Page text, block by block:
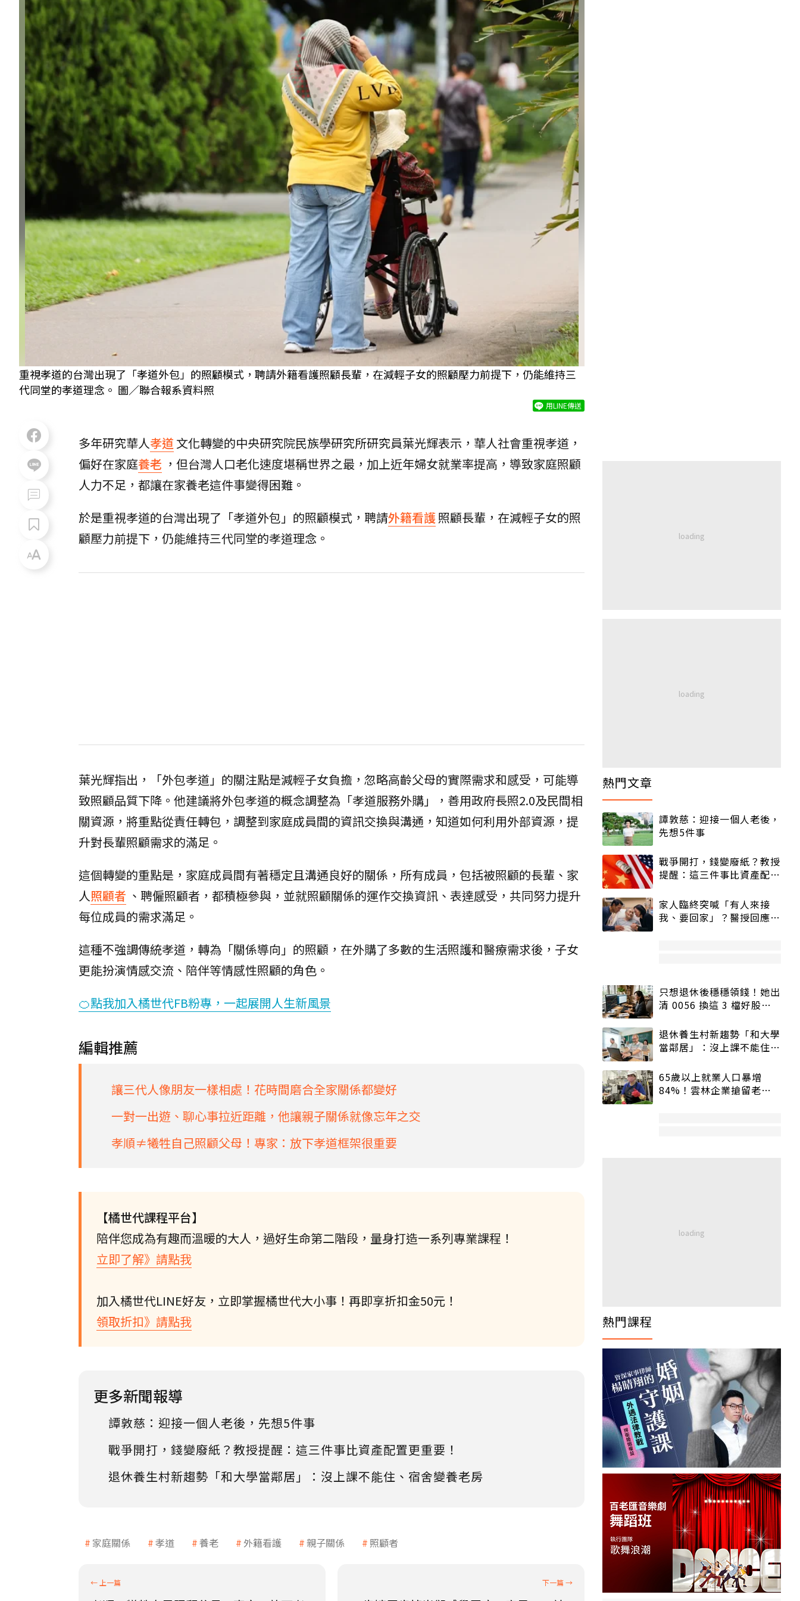
重視孝道的台灣出現了「孝道外包」的照顧模式，聘請外籍看護照顧長輩，在減輕子女的照顧壓力前提下，仍能維持三
代同堂的孝道理念。 圖／聯合報系資料照
用LINE傳送
多年研究華人孝道 文化轉變的中央研究院民族學研究所研究員葉光輝表示，華人社會重視孝道，
偏好在家庭養老 ，但台灣人口老化速度堪稱世界之最，加上近年婦女就業率提高，導致家庭照顧
人力不足，都讓在家養老這件事變得困難。
於是重視孝道的台灣出現了「孝道外包」的照顧模式，聘請外籍看護照顧長輩，在減輕子女的照
顧壓力前提下，仍能維持三代同堂的孝道理念。
葉光輝指出，「外包孝道」的關注點是減輕子女負擔，忽略高齡父母的實際需求和感受，可能導
致照顧品質下降。他建議將外包孝道的概念調整為「孝道服務外購」，善用政府長照2.0及民間相
關資源，將重點從責任轉包，調整到家庭成員間的資訊交換與溝通，知道如何利用外部資源，提
升對長輩照顧需求的滿足。
這個轉變的重點是，家庭成員間有著穩定且溝通良好的關係，所有成員，包括被照顧的長輩、家
人照顧者 、聘僱照顧者，都積極參與，並就照顧關係的運作交換資訊、表達感受，共同努力提升
每位成員的需求滿足。
這種不強調傳統孝道，轉為「關係導向」的照顧，在外購了多數的生活照護和醫療需求後，子女
更能扮演情感交流、陪伴等情感性照顧的角色。
🍊點我加入橘世代FB粉專，一起展開人生新風景
編輯推薦
讓三代人像朋友一樣相處！花時間磨合全家關係都變好
一對一出遊、聊心事拉近距離，他讓親子關係就像忘年之交
孝順≠犧牲自己照顧父母！專家：放下孝道框架很重要
【橘世代課程平台】
陪伴您成為有趣而溫暖的大人，過好生命第二階段，量身打造一系列專業課程！
立即了解》請點我
加入橘世代LINE好友，立即掌握橘世代大小事！再即享折扣金50元！
領取折扣》請點我
更多新聞報導
譚敦慈：迎接一個人老後，先想5件事
戰爭開打，錢變廢紙？教授提醒：這三件事比資產配置更重要！
退休養生村新趨勢「和大學當鄰居」：沒上課不能住、宿舍變養老房
家庭關係 孝道 養老 外籍看護 親子關係 照顧者
熱門文章
譚敦慈：迎接一個人老後，
先想5件事
戰爭開打，錢變廢紙？教授
提醒：這三件事比資產配置
家人臨終突喊「有人來接
我、要回家」？醫授回應方
只想退休後穩穩領錢！她出
清 0056 換這 3 檔好股：
退休養生村新趨勢「和大學
當鄰居」：沒上課不能住、
65歲以上就業人口暴增
84%！雲林企業搶留老員
熱門課程